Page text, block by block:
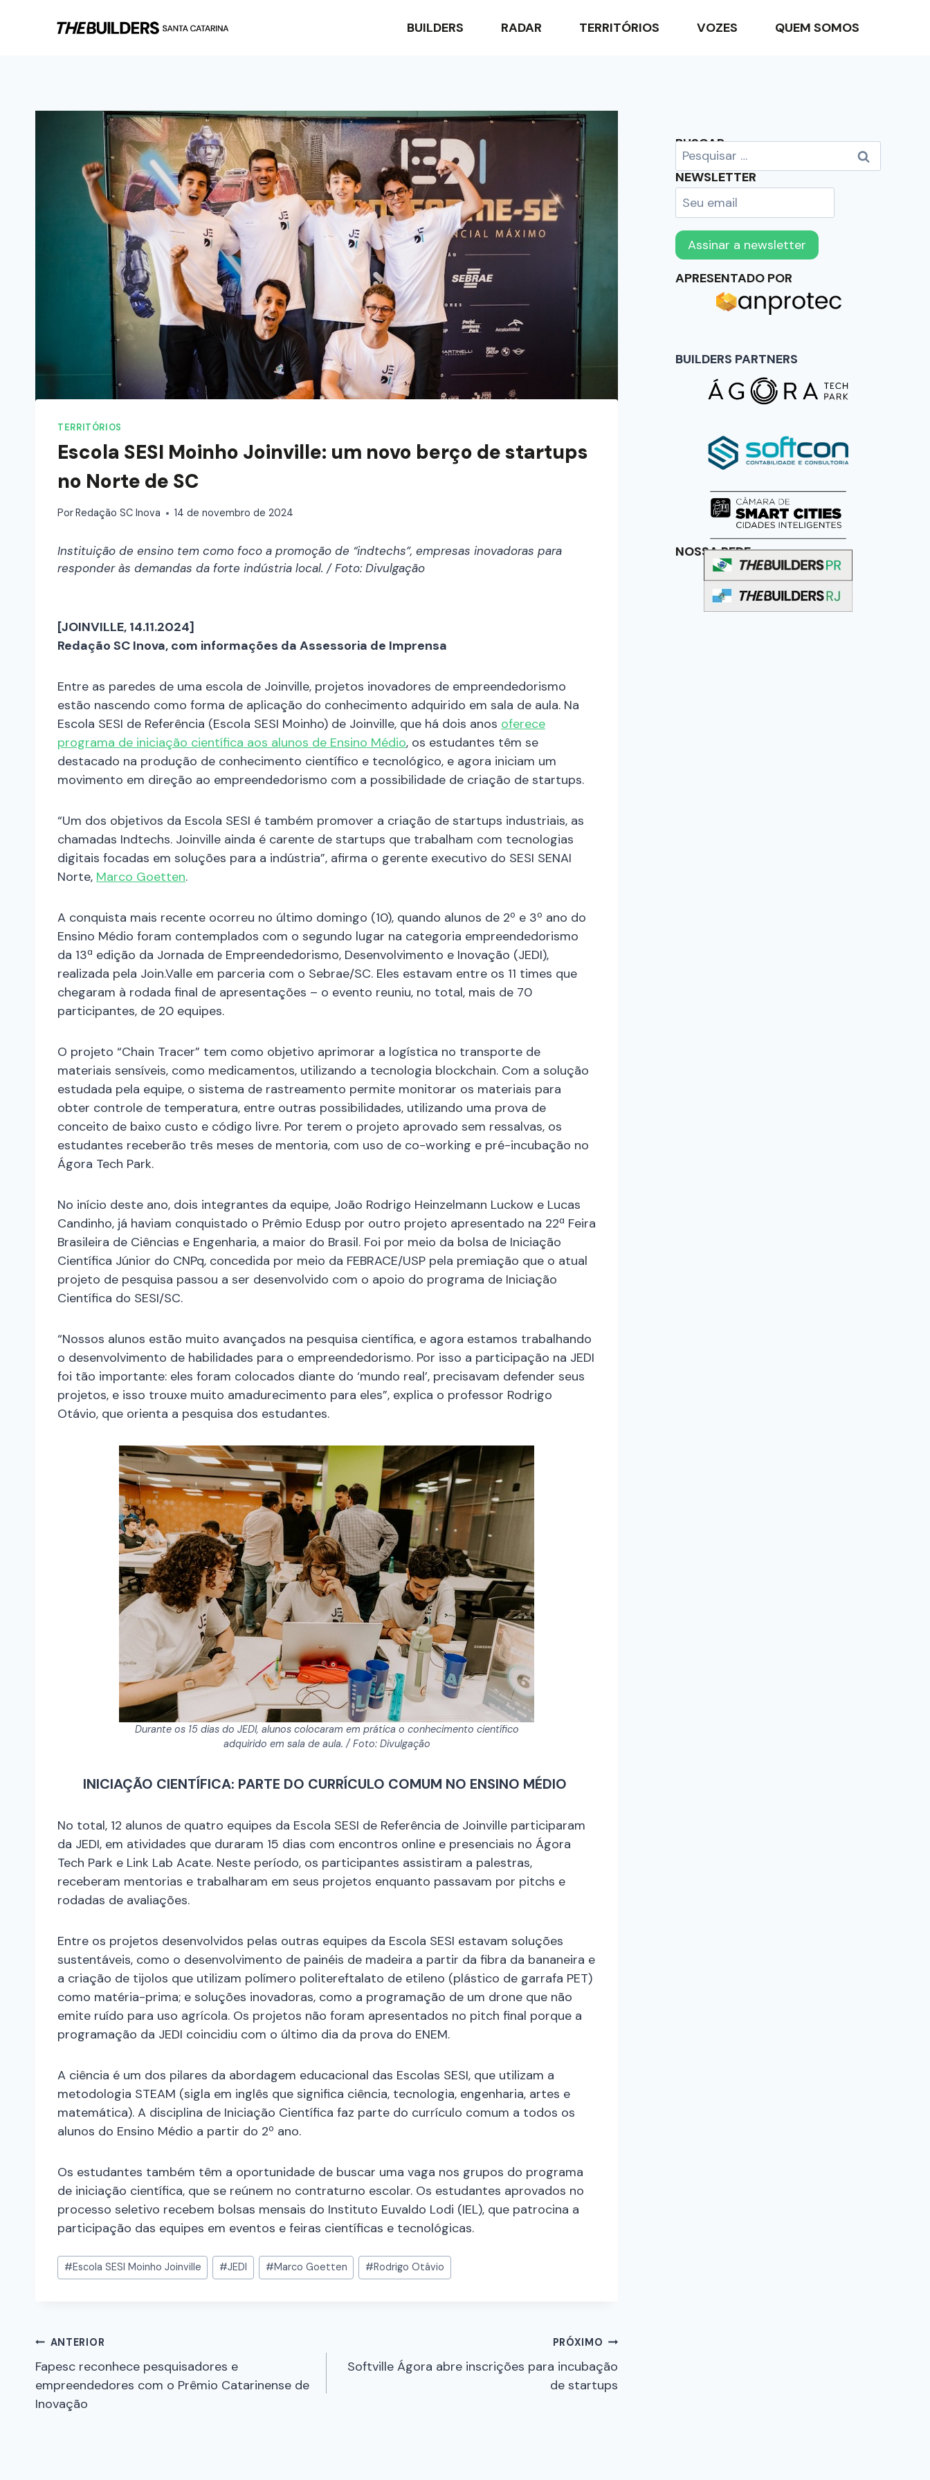
BUILDERS RADAR TERRITÓRIOS VOZES QUEM SOMOS
TERRITÓRIOS
Escola SESI Moinho Joinville: um novo berço de startups
no Norte de SC
Por Redação SC Inova 14 de novembro de 2024
Instituição de ensino tem como foco a promoção de “indtechs”, empresas inovadoras para
responder às demandas da forte indústria local. / Foto: Divulgação
[JOINVILLE, 14.11.2024]
Redação SC Inova, com informações da Assessoria de Imprensa
Entre as paredes de uma escola de Joinville, projetos inovadores de empreendedorismo
estão nascendo como forma de aplicação do conhecimento adquirido em sala de aula. Na
Escola SESI de Referência (Escola SESI Moinho) de Joinville, que há dois anos oferece
programa de iniciação científica aos alunos de Ensino Médio, os estudantes têm se
destacado na produção de conhecimento científico e tecnológico, e agora iniciam um
movimento em direção ao empreendedorismo com a possibilidade de criação de startups.
“Um dos objetivos da Escola SESI é também promover a criação de startups industriais, as
chamadas Indtechs. Joinville ainda é carente de startups que trabalham com tecnologias
digitais focadas em soluções para a indústria”, afirma o gerente executivo do SESI SENAI
Norte, Marco Goetten.
A conquista mais recente ocorreu no último domingo (10), quando alunos de 2º e 3º ano do
Ensino Médio foram contemplados com o segundo lugar na categoria empreendedorismo
da 13ª edição da Jornada de Empreendedorismo, Desenvolvimento e Inovação (JEDI),
realizada pela Join.Valle em parceria com o Sebrae/SC. Eles estavam entre os 11 times que
chegaram à rodada final de apresentações – o evento reuniu, no total, mais de 70
participantes, de 20 equipes.
O projeto “Chain Tracer” tem como objetivo aprimorar a logística no transporte de
materiais sensíveis, como medicamentos, utilizando a tecnologia blockchain. Com a solução
estudada pela equipe, o sistema de rastreamento permite monitorar os materiais para
obter controle de temperatura, entre outras possibilidades, utilizando uma prova de
conceito de baixo custo e código livre. Por terem o projeto aprovado sem ressalvas, os
estudantes receberão três meses de mentoria, com uso de co-working e pré-incubação no
Ágora Tech Park.
No início deste ano, dois integrantes da equipe, João Rodrigo Heinzelmann Luckow e Lucas
Candinho, já haviam conquistado o Prêmio Edusp por outro projeto apresentado na 22ª Feira
Brasileira de Ciências e Engenharia, a maior do Brasil. Foi por meio da bolsa de Iniciação
Científica Júnior do CNPq, concedida por meio da FEBRACE/USP pela premiação que o atual
projeto de pesquisa passou a ser desenvolvido com o apoio do programa de Iniciação
Científica do SESI/SC.
“Nossos alunos estão muito avançados na pesquisa científica, e agora estamos trabalhando
o desenvolvimento de habilidades para o empreendedorismo. Por isso a participação na JEDI
foi tão importante: eles foram colocados diante do ‘mundo real’, precisavam defender seus
projetos, e isso trouxe muito amadurecimento para eles”, explica o professor Rodrigo
Otávio, que orienta a pesquisa dos estudantes.
Durante os 15 dias do JEDI, alunos colocaram em prática o conhecimento científico
adquirido em sala de aula. / Foto: Divulgação
INICIAÇÃO CIENTÍFICA: PARTE DO CURRÍCULO COMUM NO ENSINO MÉDIO
No total, 12 alunos de quatro equipes da Escola SESI de Referência de Joinville participaram
da JEDI, em atividades que duraram 15 dias com encontros online e presenciais no Ágora
Tech Park e Link Lab Acate. Neste período, os participantes assistiram a palestras,
receberam mentorias e trabalharam em seus projetos enquanto passavam por pitchs e
rodadas de avaliações.
Entre os projetos desenvolvidos pelas outras equipes da Escola SESI estavam soluções
sustentáveis, como o desenvolvimento de painéis de madeira a partir da fibra da bananeira e
a criação de tijolos que utilizam polímero politereftalato de etileno (plástico de garrafa PET)
como matéria-prima; e soluções inovadoras, como a programação de um drone que não
emite ruído para uso agrícola. Os projetos não foram apresentados no pitch final porque a
programação da JEDI coincidiu com o último dia da prova do ENEM.
A ciência é um dos pilares da abordagem educacional das Escolas SESI, que utilizam a
metodologia STEAM (sigla em inglês que significa ciência, tecnologia, engenharia, artes e
matemática). A disciplina de Iniciação Científica faz parte do currículo comum a todos os
alunos do Ensino Médio a partir do 2º ano.
Os estudantes também têm a oportunidade de buscar uma vaga nos grupos do programa
de iniciação científica, que se reúnem no contraturno escolar. Os estudantes aprovados no
processo seletivo recebem bolsas mensais do Instituto Euvaldo Lodi (IEL), que patrocina a
participação das equipes em eventos e feiras científicas e tecnológicas.
#Escola SESI Moinho Joinville #JEDI #Marco Goetten #Rodrigo Otávio
ANTERIOR
Fapesc reconhece pesquisadores e
empreendedores com o Prêmio Catarinense de
Inovação
PRÓXIMO
Softville Ágora abre inscrições para incubação
de startups
BUSCAR
NEWSLETTER
APRESENTADO POR
BUILDERS PARTNERS
NOSSA REDE